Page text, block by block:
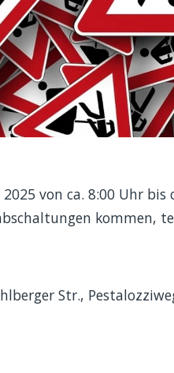
von ca. 8:00 Uhr
kommen,
Str.,